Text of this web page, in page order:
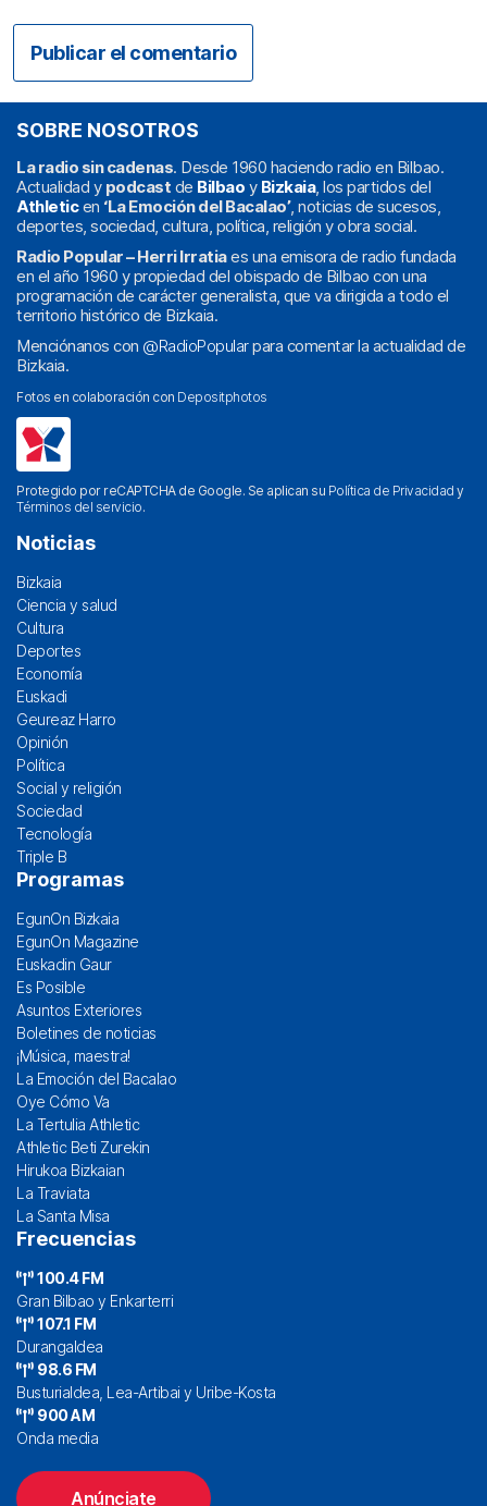
SOBRE NOSOTROS
La radio sin cadenas. Desde 1960 haciendo radio en Bilbao.
Actualidad y podcast de Bilbao y Bizkaia, los partidos del
Athleticen ‘La Emoción del Bacalao’, noticias de sucesos,
deportes, sociedad, cultura, política, religión y obra social.
Radio Popular – Herri Irratiaes una emisora de radio fundada
en el año 1960 y propiedad del obispado de Bilbao con una
programación de carácter generalista, que va dirigida a todo el
territorio histórico de Bizkaia.
Menciónanos con @RadioPopularpara comentar la actualidad de
Bizkaia.
Fotos en colaboración con Depositphotos
Protegido por reCAPTCHA de Google. Se aplican su Política de Privacidad y
Términos del servicio.
Noticias
Bizkaia
Ciencia y salud
Cultura
Deportes
Economía
Euskadi
Geureaz Harro
Opinión
Política
Social y religión
Sociedad
Tecnología
Triple B
Programas
EgunOn Bizkaia
EgunOn Magazine
Euskadin Gaur
Es Posible
Asuntos Exteriores
Boletines de noticias
¡Música, maestra!
La Emoción del Bacalao
Oye Cómo Va
La Tertulia Athletic
Athletic Beti Zurekin
Hirukoa Bizkaian
La Traviata
La Santa Misa
Frecuencias
100.4 FM
Gran Bilbao y Enkarterri
107.1 FM
Durangaldea
98.6 FM
Busturialdea, Lea-Artibai y Uribe-Kosta
900 AM
Onda media
Anúnciate